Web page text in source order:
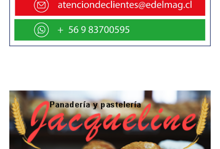
crucial en el sector energético del país.